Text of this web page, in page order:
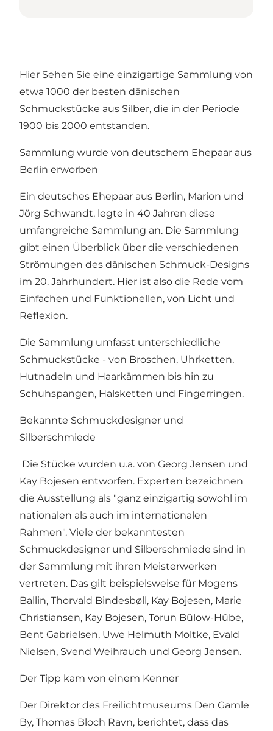
Hier Sehen Sie eine einzigartige Sammlung von
etwa 1000 der besten dänischen
Schmuckstücke aus Silber, die in der Periode
1900 bis 2000 entstanden.
Sammlung wurde von deutschem Ehepaar aus
Berlin erworben
Ein deutsches Ehepaar aus Berlin, Marion und
Jörg Schwandt, legte in 40 Jahren diese
umfangreiche Sammlung an. Die Sammlung
gibt einen Überblick über die verschiedenen
Strömungen des dänischen Schmuck-Designs
im 20. Jahrhundert. Hier ist also die Rede vom
Einfachen und Funktionellen, von Licht und
Reflexion.
Die Sammlung umfasst unterschiedliche
Schmuckstücke - von Broschen, Uhrketten,
Hutnadeln und Haarkämmen bis hin zu
Schuhspangen, Halsketten und Fingerringen.
Bekannte Schmuckdesigner und
Silberschmiede
Die Stücke wurden u.a. von Georg Jensen und
Kay Bojesen entworfen. Experten bezeichnen
die Ausstellung als "ganz einzigartig sowohl im
nationalen als auch im internationalen
Rahmen". Viele der bekanntesten
Schmuckdesigner und Silberschmiede sind in
der Sammlung mit ihren Meisterwerken
vertreten. Das gilt beispielsweise für Mogens
Ballin, Thorvald Bindesbøll, Kay Bojesen, Marie
Christiansen, Kay Bojesen, Torun Bülow-Hübe,
Bent Gabrielsen, Uwe Helmuth Moltke, Evald
Nielsen, Svend Weihrauch und Georg Jensen.
Der Tipp kam von einem Kenner
Der Direktor des Freilichtmuseums Den Gamle
By, Thomas Bloch Ravn, berichtet, dass das